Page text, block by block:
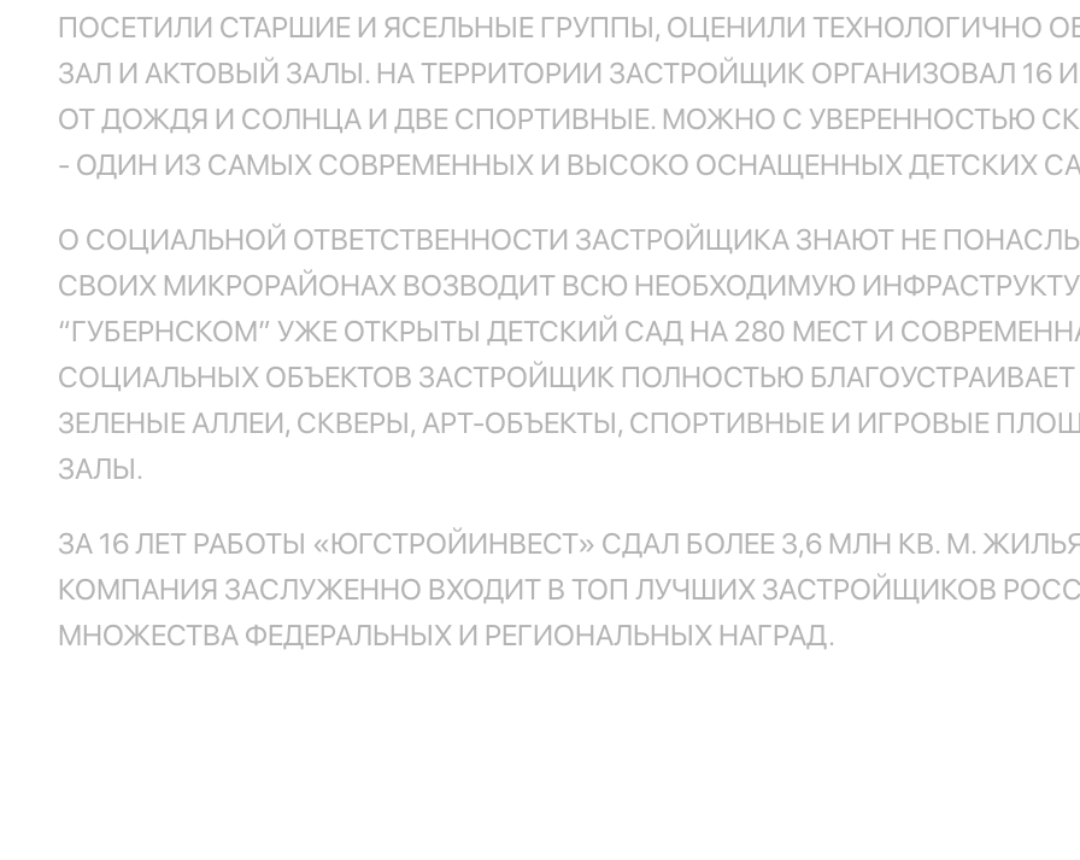
ПОСЕТИЛИ СТАРШИЕ И ЯСЕЛЬНЫЕ ГРУППЫ, ОЦЕНИЛИ ТЕХНОЛОГИЧНО
ЗАЛ И АКТОВЫЙ ЗАЛЫ. НА ТЕРРИТОРИИ ЗАСТРОЙЩИК ОРГАНИЗОВАЛ 16
ОТ ДОЖДЯ И СОЛНЦА И ДВЕ СПОРТИВНЫЕ. МОЖНО С УВЕРЕННОСТЬЮ
- ОДИН ИЗ САМЫХ СОВРЕМЕННЫХ И ВЫСОКО ОСНАЩЕННЫХ ДЕТСКИХ
О СОЦИАЛЬНОЙ ОТВЕТСТВЕННОСТИ ЗАСТРОЙЩИКА ЗНАЮТ НЕ
СВОИХ МИКРОРАЙОНАХ ВОЗВОДИТ ВСЮ НЕОБХОДИМУЮ
“ГУБЕРНСКОМ” УЖЕ ОТКРЫТЫ ДЕТСКИЙ САД НА 280 МЕСТ И
СОЦИАЛЬНЫХ ОБЪЕКТОВ ЗАСТРОЙЩИК ПОЛНОСТЬЮ
ЗЕЛЕНЫЕ АЛЛЕИ, СКВЕРЫ, АРТ-ОБЪЕКТЫ, СПОРТИВНЫЕ И ИГРОВЫЕ
ЗАЛЫ.
ЗА 16 ЛЕТ РАБОТЫ «ЮГСТРОЙИНВЕСТ» СДАЛ БОЛЕЕ 3,6 МЛН КВ. М.
КОМПАНИЯ ЗАСЛУЖЕННО ВХОДИТ В ТОП ЛУЧШИХ ЗАСТРОЙЩИКОВ
МНОЖЕСТВА ФЕДЕРАЛЬНЫХ И РЕГИОНАЛЬНЫХ НАГРАД.